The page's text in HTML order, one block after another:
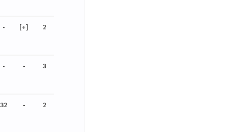
- [+] 2
- - 3
32 - 2